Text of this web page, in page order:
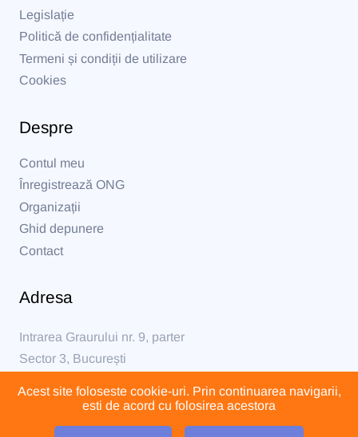
Legislație
Politică de confidențialitate
Termeni și condiții de utilizare
Cookies
Despre
Contul meu
Înregistrează ONG
Organizații
Ghid depunere
Contact
Adresa
Intrarea Graurului nr. 9, parter
Sector 3, București
formular@formular230.ro
Acest site foloseste cookie-uri. Prin continuarea navigarii,
esti de acord cu folosirea acestora